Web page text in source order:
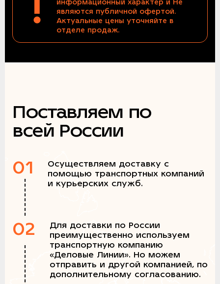
информационный характер и Не
являются публичной офертой.
Актуальные цены уточняйте в
отделе продаж.
Поставляем по
всей России
01
Осуществляем доставку с
помощью транспортных компаний
и курьерских служб.
02
Для доставки по России
преимущественно используем
транспортную компанию
«Деловые Линии». Но можем
отправить и другой компанией, по
дополнительному согласованию.